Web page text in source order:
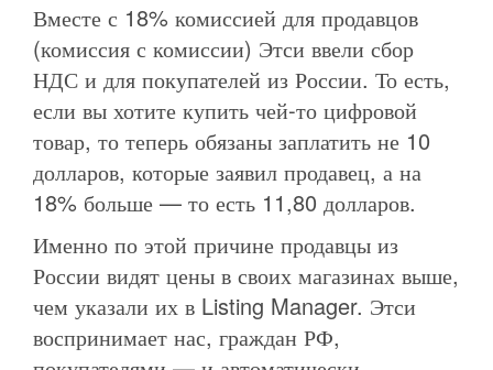
Вместе с 18% комиссией для продавцов
(комиссия с комиссии) Этси ввели сбор
НДС и для покупателей из России. То есть,
если вы хотите купить чей-то цифровой
товар, то теперь обязаны заплатить не 10
долларов, которые заявил продавец, а на
18% больше — то есть 11,80 долларов.
Именно по этой причине продавцы из
России видят цены в своих магазинах выше,
чем указали их в Listing Manager. Этси
воспринимает нас, граждан РФ,